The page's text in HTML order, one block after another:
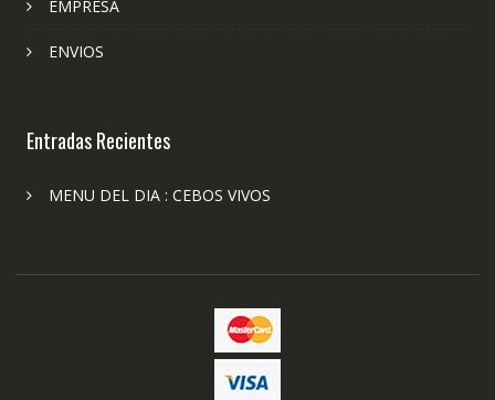
EMPRESA
ENVIOS
Entradas Recientes
MENU DEL DIA : CEBOS VIVOS